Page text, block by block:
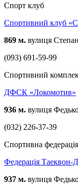
Спорт клуб
Спортивний клуб
869 м. вулиця
(093) 691-59-99
Спортивний
ДФСК «Локомотив»
936 м. вулиця
(032) 226-37-39
Спортивна федерація
Федерація Таеквон-
937 м. вулиця